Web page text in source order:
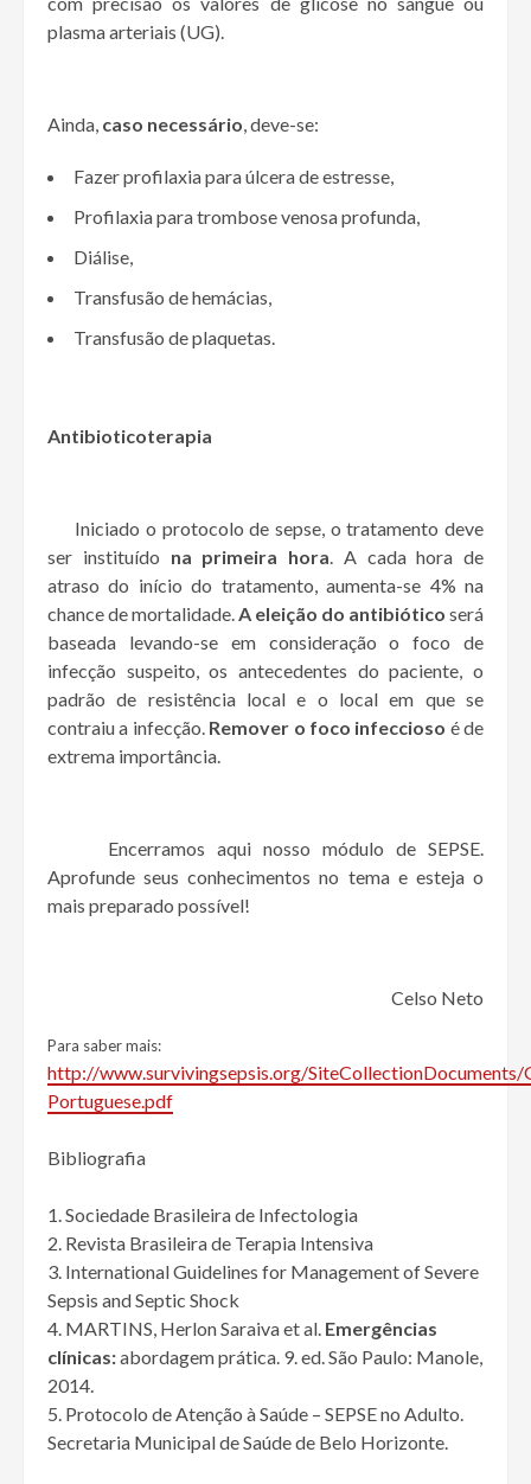
plasma arteriais (UG).
Ainda, caso necessário, deve-se:
Fazer profilaxia para úlcera de estresse,
Profilaxia para trombose venosa profunda,
Diálise,
Transfusão de hemácias,
Transfusão de plaquetas.
Antibioticoterapia
Iniciado o protocolo de sepse, o tratamento deve
ser instituído na primeira hora. A cada hora de
atraso do início do tratamento, aumenta-se 4% na
chance de mortalidade.A eleição do antibiótico será
baseada levando-se em consideração o foco de
infecção suspeito, os antecedentes do paciente, o
padrão de resistência local e o local em que se
contraiu a infecção. Remover o foco infeccioso é de
extrema importância.
Encerramos aqui nosso módulo de SEPSE.
Aprofunde seus conhecimentos no tema e esteja o
mais preparado possível!
Celso Neto
Para saber mais:
http://www.survivingsepsis.org/SiteCollectionDocuments/
Portuguese.pdf
Bibliografia
1. Sociedade Brasileira de Infectologia
2. Revista Brasileira de Terapia Intensiva
3. International Guidelines for Management of Severe
Sepsis and Septic Shock
4. MARTINS, Herlon Saraiva et al. Emergências
clínicas:abordagem prática. 9. ed. São Paulo: Manole,
2014.
5. Protocolo de Atenção à Saúde – SEPSE no Adulto.
Secretaria Municipal de Saúde de Belo Horizonte.